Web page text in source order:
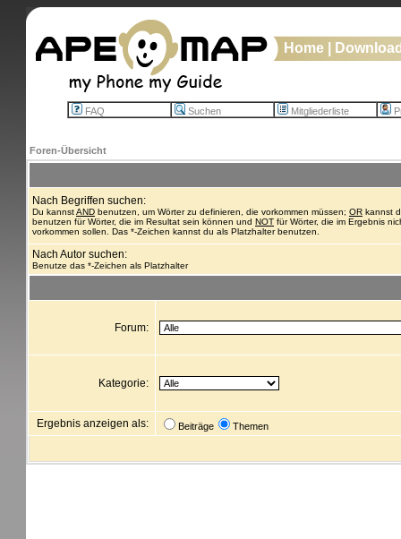
Home
FAQ Suchen Mitgliederliste
Foren-Übersicht
Nach Begriffen suchen:
Du kannstAND benutzen, um Wörter zu definieren, die vorkommen müssen; OR kannst
benutzen für Wörter, die im Resultat sein können und NOT für Wörter, die im Ergebnis
vorkommen sollen. Das *-Zeichen kannst du als Platzhalter benutzen.
Nach Autor suchen:
Benutze das *-Zeichen als Platzhalter
Forum:
Kategorie:
Ergebnis anzeigen als: Beiträge Themen